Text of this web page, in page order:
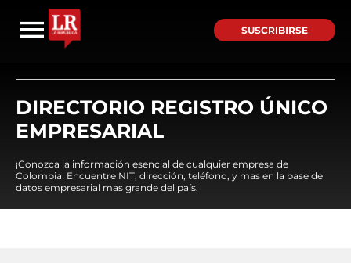
SUSCRIBIRSE
DIRECTORIO REGISTRO ÚNICO
EMPRESARIAL
¡Conozca la información esencial de cualquier empresa de
Colombia! Encuentre NIT, dirección, teléfono, y mas en la base de
datos empresarial mas grande del país.